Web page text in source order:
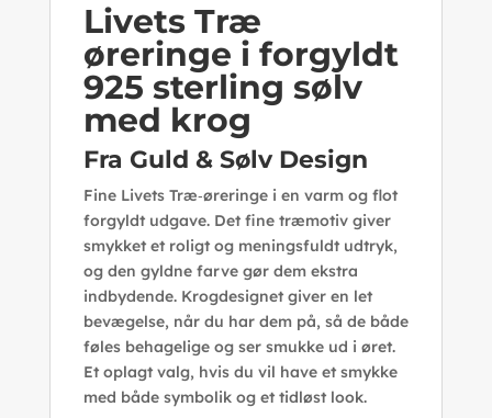
Livets Træ
øreringe i forgyldt
925 sterling sølv
med krog
Fra Guld & Sølv Design
Fine Livets Træ‑øreringe i en varm og flot
forgyldt udgave. Det fine træmotiv giver
smykket et roligt og meningsfuldt udtryk,
og den gyldne farve gør dem ekstra
indbydende. Krogdesignet giver en let
bevægelse, når du har dem på, så de både
føles behagelige og ser smukke ud i øret.
Et oplagt valg, hvis du vil have et smykke
med både symbolik og et tidløst look.